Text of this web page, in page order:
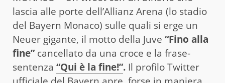
lascia alle porte dell’Allianz Arena (lo stadio
del Bayern Monaco) sulle quali si erge un
Neuer gigante, il motto della Juve “Fino alla
fine” cancellato da una croce e la frase-
sentenza “Qui è la fine!”. Il profilo Twitter